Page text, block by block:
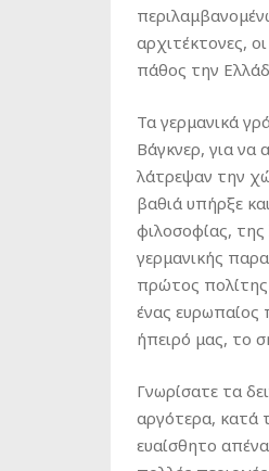
αρχιτέκτονες,
πάθος την
Τα γερμανικά
Βάγκνερ, για να
λάτρεψαν την
βαθιά υπήρξε
φιλοσοφίας,
γερμανικής
πρώτος
ένας ευρωπαίος
ήπειρό μας, το
Γνωρίσατε τα
αργότερα, κατά
ευαίσθητο